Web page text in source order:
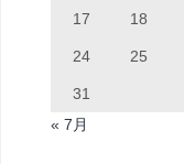
17 18
24 25
31
« 7月